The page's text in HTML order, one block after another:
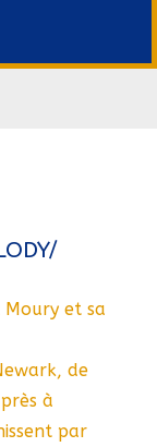
Moury et sa
de
à
par